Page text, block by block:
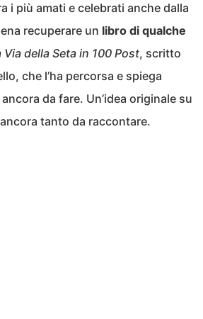
i più amati e celebrati anche dalla
recuperare un libro di qualche
Via della Seta in 100 Post, scritto
che l’ha percorsa e spiega
da fare. Un’idea originale su
tanto da raccontare.